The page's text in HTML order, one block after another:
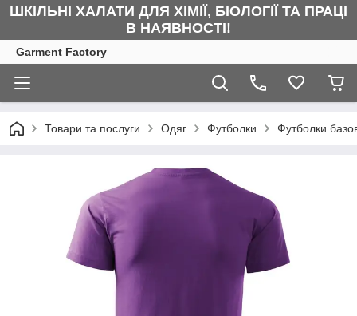
ШКІЛЬНІ ХАЛАТИ ДЛЯ ХІМІЇ, БІОЛОГІЇ ТА ПРАЦІ
В НАЯВНОСТІ!
Garment Factory
Товари та послуги Одяг Футболки Футболки